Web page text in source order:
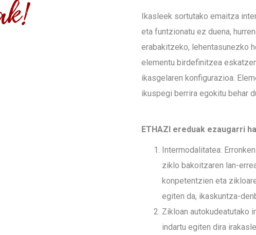
Ikasleek sortutako emaitza
eta funtzionatu ez duena,
erabakitzeko, lehentasunezko
elementu birdefinitzea
ikasgelaren konfigurazioa.
ikuspegi berrira egokitu behar
ETHAZI ereduak ezaugarri
Intermodalitatea:
ziklo bakoitzaren lan-
konpetentzien eta
egiten da, ikaskuntza-
Zikloan autokudeatutako
indartu egiten dira